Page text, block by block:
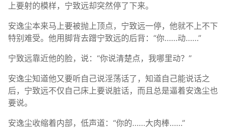
上要射的模样，宁致远却突然停了下来。
安逸尘本来马上要被抛上顶点，宁致远一停，他就不上不下
特别难受。他用脚背去蹭宁致远的后背：“你……动……”
宁致远靠近他的脸，说：“你说清楚点，我哪里动？”
安逸尘知道他又要听自己说淫荡话了，知道自己能说话之
后，宁致远不仅自己床上要说脏话，而且总是逼着安逸尘也
要说。
安逸尘收缩着内部，低声道：“你的……大肉棒……”